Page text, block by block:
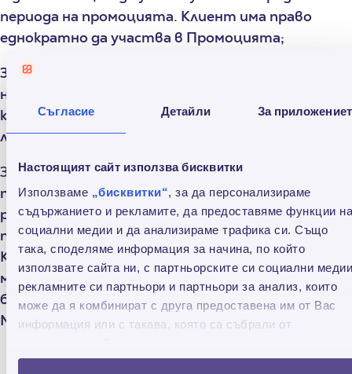
Съгласие Детайли За
Настоящият сайт използва бисквитки
Използваме „бисквитки“, за да персонализираме
съдържанието и рекламите, да предоставяме функции на
социални медии и да анализираме трафика си. Също
така, споделяме информация за начина, по който
използвате сайта ни, с партньорските си социални
рекламните си партньори и партньори за анализ, които
може да я комбинират с друга предоставена им от Вас
информация или с такава, която са събрали от
периода на промоцията. Клиент има право
еднократно да участва в Промоцията;
3.1.2. Клиентът следва да не допуска просрочие
на погасителна вноска по-голямо от 30
календарни дни и със сума по-голяма от 10,00
лева/5,11 евро;
3.1.3.Ако договорът за кредит е със срок за
погасяване между 5 до 10 месеца, отстъпката в
размер на една безплатна вноска е месечна
погасителна вноска №5 по Кредита, ако
Кредитът е със срок за погасяване между 11 и 24
месеца, отстъпката в размер на една
безплатна вноска е месечна погасителна вноска
№7 по Кредита.;